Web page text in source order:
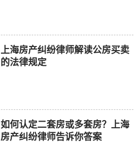
上海房产纠纷律师解读公房买卖
的法律规定
如何认定二套房或多套房？上海
房产纠纷律师告诉你答案